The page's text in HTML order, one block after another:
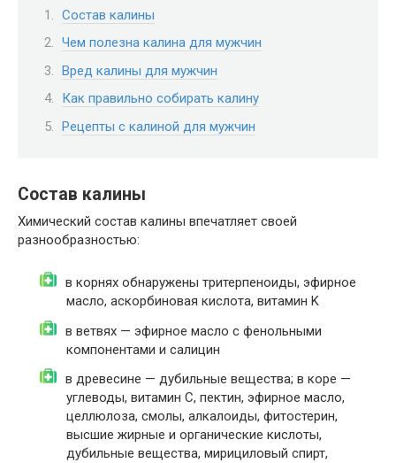
Состав калины
Чем полезна калина для мужчин
Вред калины для мужчин
Как правильно собирать калину
Рецепты с калиной для мужчин
Состав калины
Химический состав калины впечатляет своей
разнообразностью:
в корнях обнаружены тритерпеноиды, эфирное
масло, аскорбиновая кислота, витамин K
в ветвях — эфирное масло с фенольными
компонентами и салицин
в древесине — дубильные вещества; в коре —
углеводы, витамин C, пектин, эфирное масло,
целлюлоза, смолы, алкалоиды, фитостерин,
высшие жирные и органические кислоты,
дубильные вещества, мирициловый спирт,